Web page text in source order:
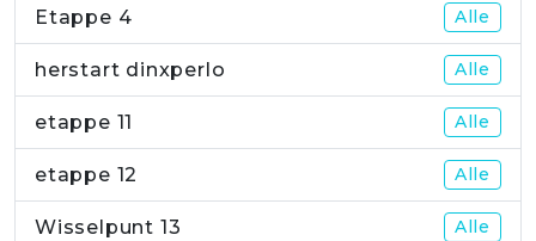
Etappe 4 Alle
herstart dinxperlo Alle
etappe 11 Alle
etappe 12 Alle
Wisselpunt 13 Alle